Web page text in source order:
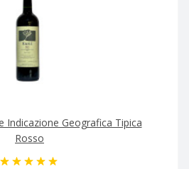
Indicazione Geografica Tipica
Rosso